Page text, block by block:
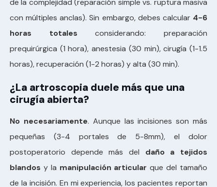
de la complejidad (reparación simple vs. ruptura masiva
con múltiples anclas). Sin embargo, debes calcular 4-6
horas totales considerando: preparación
prequirúrgica (1 hora), anestesia (30 min), cirugía (1-1.5
horas), recuperación (1-2 horas) y alta (30 min).
¿La artroscopia duele más que una
cirugía abierta?
No necesariamente. Aunque las incisiones son más
pequeñas (3-4 portales de 5-8mm), el dolor
postoperatorio depende más del daño a tejidos
blandos y la manipulación articular que del tamaño
de la incisión. En mi experiencia, los pacientes reportan